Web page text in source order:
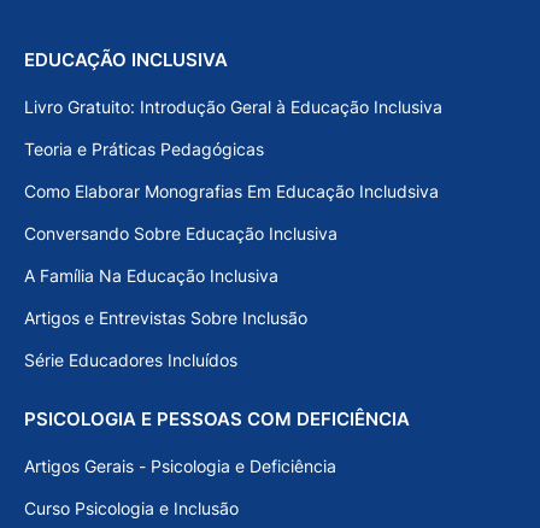
EDUCAÇÃO INCLUSIVA
Livro Gratuito: Introdução Geral à Educação Inclusiva
Teoria e Práticas Pedagógicas
Como Elaborar Monografias Em Educação Includsiva
Conversando Sobre Educação Inclusiva
A Família Na Educação Inclusiva
Artigos e Entrevistas Sobre Inclusão
Série Educadores Incluídos
PSICOLOGIA E PESSOAS COM DEFICIÊNCIA
Artigos Gerais - Psicologia e Deficiência
Curso Psicologia e Inclusão